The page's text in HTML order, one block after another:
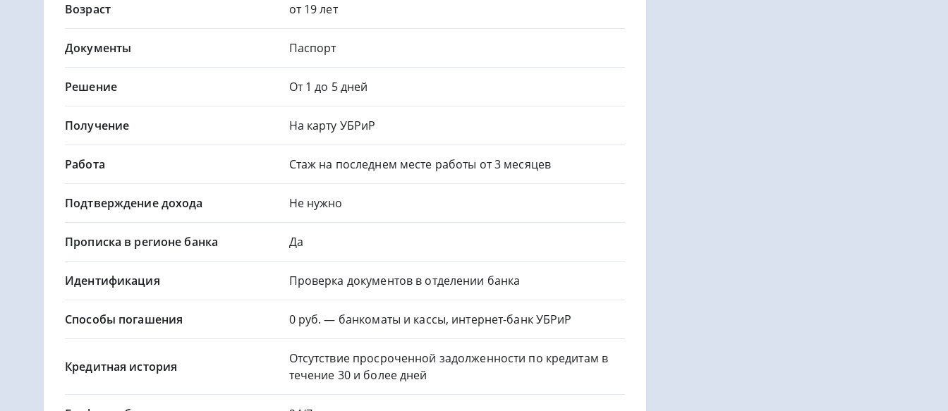
Возраст от 19 лет
Документы Паспорт
Решение От 1 до 5 дней
Получение На карту УБРиР
Работа Стаж на последнем месте работы от 3 месяцев
Подтверждение дохода Не нужно
Прописка в регионе банка Да
Идентификация Проверка документов в отделении банка
Способы погашения 0 руб. — банкоматы и кассы, интернет-банк УБРиР
Кредитная история
Отсутствие просроченной задолженности по кредитам в
течение 30 и более дней